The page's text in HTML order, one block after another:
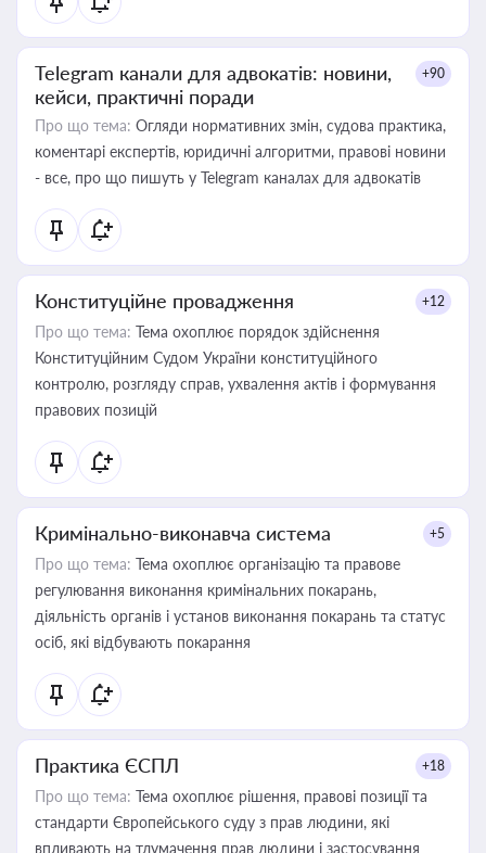
Telegram канали для адвокатів: новини,
кейси, практичні поради
+90
Про що тема: Огляди нормативних змін, судова практика,
коментарі експертів, юридичні алгоритми, правові новини
- все, про що пишуть у Telegram каналах для адвокатів
Конституційне провадження +12
Про що тема: Тема охоплює порядок здійснення
Конституційним Судом України конституційного
контролю, розгляду справ, ухвалення актів і формування
правових позицій
Кримінально-виконавча система +5
Про що тема: Тема охоплює організацію та правове
регулювання виконання кримінальних покарань,
діяльність органів і установ виконання покарань та статус
осіб, які відбувають покарання
Практика ЄСПЛ +18
Про що тема: Тема охоплює рішення, правові позиції та
стандарти Європейського суду з прав людини, які
впливають на тлумачення прав людини і застосування